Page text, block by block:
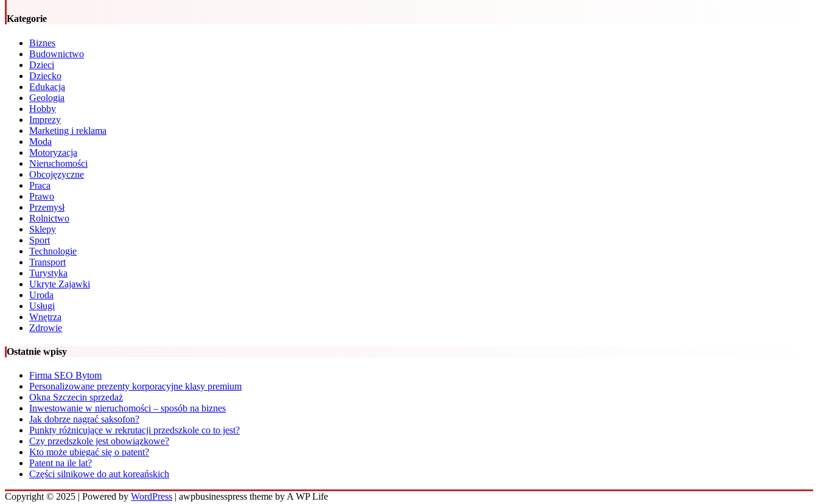
Kategorie
Biznes
Budownictwo
Dzieci
Dziecko
Edukacja
Geologia
Hobby
Imprezy
Marketing i reklama
Moda
Motoryzacja
Nieruchomości
Obcojęzyczne
Praca
Prawo
Przemysł
Rolnictwo
Sklepy
Sport
Technologie
Transport
Turystyka
Ukryte Zajawki
Uroda
Usługi
Wnętrza
Zdrowie
Ostatnie wpisy
Firma SEO Bytom
Personalizowane prezenty korporacyjne klasy premium
Okna Szczecin sprzedaż
Inwestowanie w nieruchomości – sposób na biznes
Jak dobrze nagrać saksofon?
Punkty różnicujące w rekrutacji przedszkole co to jest?
Czy przedszkole jest obowiązkowe?
Kto może ubiegać się o patent?
Patent na ile lat?
Części silnikowe do aut koreańskich
Copyright © 2025 | Powered by WordPress | awpbusinesspress theme by A WP Life